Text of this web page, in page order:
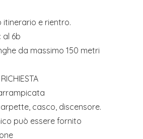
itinerario e rientro.
al 6b
da massimo 150 metri
casco, discensore.
può essere fornito